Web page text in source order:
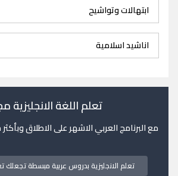
ابتهالات وتواشيح
اناشيد اسلامية
تعلم اللغة الانجليزية
مع البرنامج العربي الاشهر على الاطلاق وبأكثر من 10 مليون
تعلم الانجليزية بدروس عربية مبسطة تجعلك